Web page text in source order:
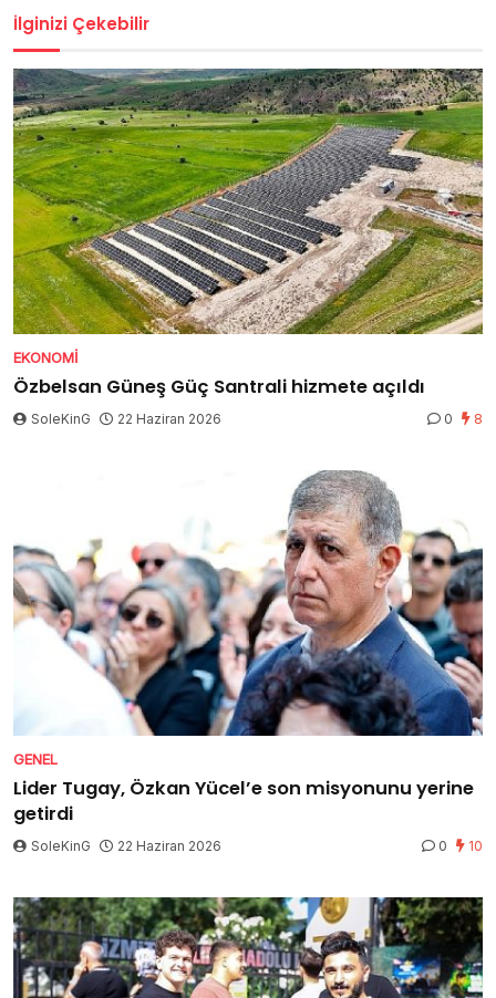
İlginizi Çekebilir
EKONOMI
Özbelsan Güneş Güç Santrali hizmete açıldı
SoleKinG 22 Haziran 2026 0 8
GENEL
Lider Tugay, Özkan Yücel’e son misyonunu yerine
getirdi
SoleKinG 22 Haziran 2026 0 10